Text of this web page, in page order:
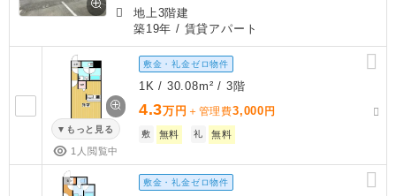
地上3階建
築19年 / 賃貸アパート
もっと見る
1人閲覧中
敷金・礼金ゼロ物件
1K / 30.08m² / 3階
4.3万円 ＋管理費3,000 円
敷 無料 礼 無料
敷金・礼金ゼロ物件